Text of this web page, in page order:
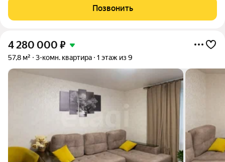
всей квартире стоят добротные дубовые двери и
сигнализация с датчиками движения. В кухне
Позвонить
4 280 000 ₽
57,8 м² 3-комн. квартира 1 этаж из 9